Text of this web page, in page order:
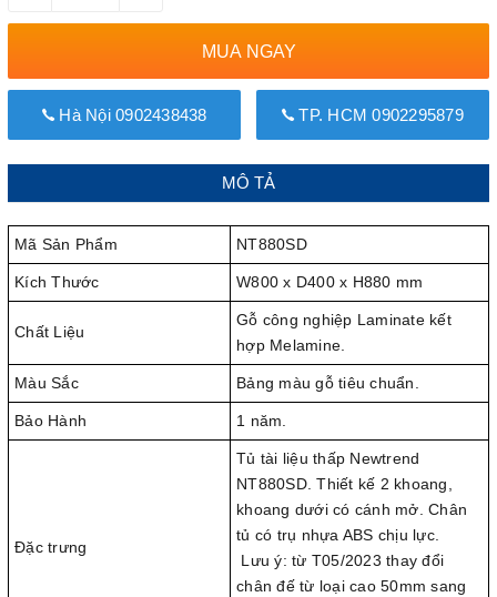
MUA NGAY
Hà Nội 0902438438 TP. HCM 0902295879
MÔ TẢ
Mã Sản Phẩm NT880SD
Kích Thước W800 x D400 x H880 mm
Chất Liệu
Gỗ công nghiệp Laminate kết
hợp Melamine.
Màu Sắc Bảng màu gỗ tiêu chuẩn.
Bảo Hành 1 năm.
Đặc trưng
Tủ tài liệu thấp Newtrend
NT880SD. Thiết kế 2 khoang,
khoang dưới có cánh mở. Chân
tủ có trụ nhựa ABS chịu lực.
Lưu ý: từ T05/2023 thay đổi
chân đế từ loại cao 50mm sang